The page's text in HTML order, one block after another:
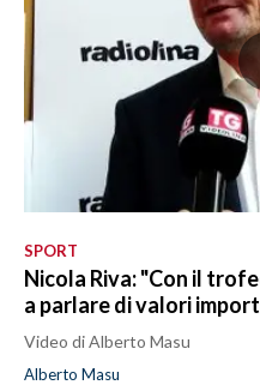
SPORT
Nicola Riva: "Con il
a parlare di valori
Video di Alberto Masu
Alberto Masu